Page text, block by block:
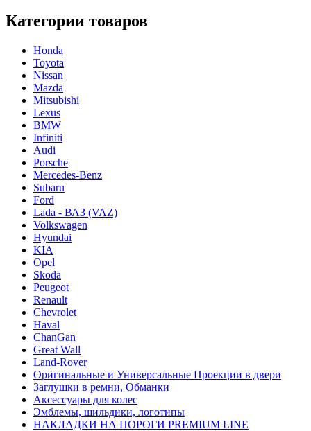
Категории товаров
Honda
Toyota
Nissan
Mazda
Mitsubishi
Lexus
BMW
Infiniti
Audi
Porsche
Mercedes-Benz
Subaru
Ford
Lada - ВАЗ (VAZ)
Volkswagen
Hyundai
KIA
Opel
Skoda
Peugeot
Renault
Chevrolet
Haval
ChanGan
Great Wall
Land-Rover
Оригинальные и Универсальные Проекции в двери
Заглушки в ремни, Обманки
Аксессуары для колес
Эмблемы, шильдики, логотипы
НАКЛАДКИ НА ПОРОГИ PREMIUM LINE